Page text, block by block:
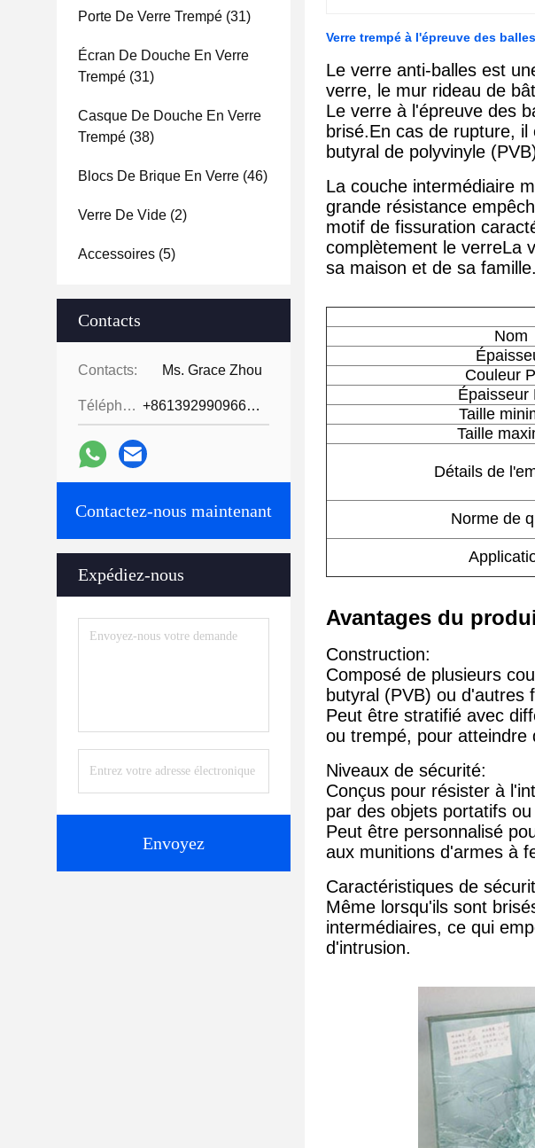
Porte De Verre Trempé (31)
Écran De Douche En Verre
Trempé (31)
Casque De Douche En Verre
Trempé (38)
Blocs De Brique En Verre (46)
Verre De Vide (2)
Accessoires (5)
Contacts
Contacts: Ms. Grace Zhou
Téléphone: +8613929909663--13690711186
Contactez-nous maintenant
Expédiez-nous
Envoyez
Verre trempé à l'épreuve des
Le verre anti-balles est
verre, le mur rideau de
Le verre à l'épreuve des
brisé.En cas de rupture,
butyral de polyvinyle
La couche intermédiaire
grande résistance
motif de fissuration
complètement le verreLa
sa maison et de sa famille.
Nom
Couleur
Épaisseur
Taille
Taille
Détails de
Norme de
Avantages du
Construction:
Composé de plusieurs
butyral (PVB) ou d'autres
Peut être stratifié avec
ou trempé, pour atteindre
Niveaux de sécurité:
Conçus pour résister à
par des objets portatifs ou
Peut être personnalisé
aux munitions d'armes à
Caractéristiques de
Même lorsqu'ils sont
intermédiaires, ce qui
d'intrusion.